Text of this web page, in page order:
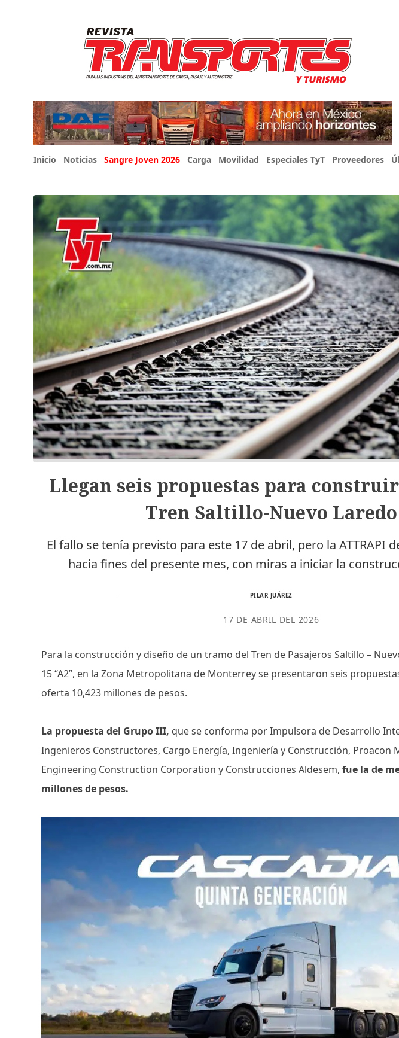
Inicio Noticias Sangre Joven 2026 Carga Movilidad Especiales TyT Proveedores
Llegan seis propuestas para
Tren Saltillo-Nuevo Laredo
El fallo se tenía previsto para este 17 de abril, pero la ATTRAPI
hacia fines del presente mes, con miras a iniciar la
PILAR JUÁREZ
17 DE ABRIL DEL 2026
Para la construcción y diseño de un tramo del Tren de Pasajeros Saltillo –
15 “A2”, en la Zona Metropolitana de Monterrey se presentaron seis
oferta 10,423 millones de pesos.
La propuesta del Grupo III, que se conforma por Impulsora de Desarrollo
Ingenieros Constructores, Cargo Energía, Ingeniería y Construcción, Proacon
Engineering Construction Corporation y Construcciones Aldesem,fue la de
millones de pesos.